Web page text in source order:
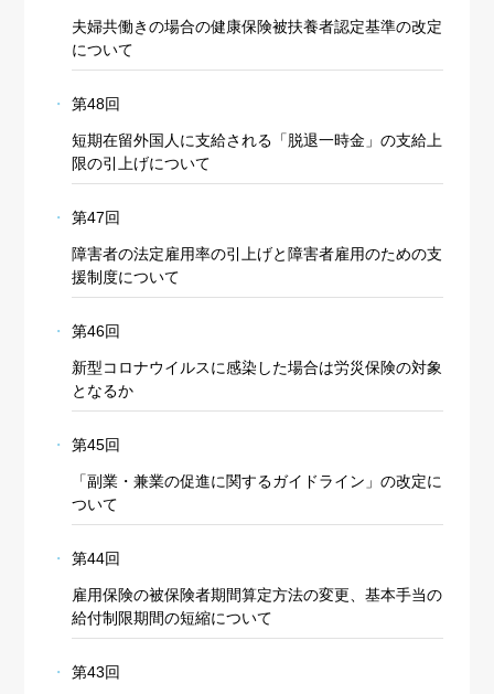
夫婦共働きの場合の健康保険被扶養者認定基準の改定
について
第48回
短期在留外国人に支給される「脱退一時金」の支給上
限の引上げについて
第47回
障害者の法定雇用率の引上げと障害者雇用のための支
援制度について
第46回
新型コロナウイルスに感染した場合は労災保険の対象
となるか
第45回
「副業・兼業の促進に関するガイドライン」の改定に
ついて
第44回
雇用保険の被保険者期間算定方法の変更、基本手当の
給付制限期間の短縮について
第43回